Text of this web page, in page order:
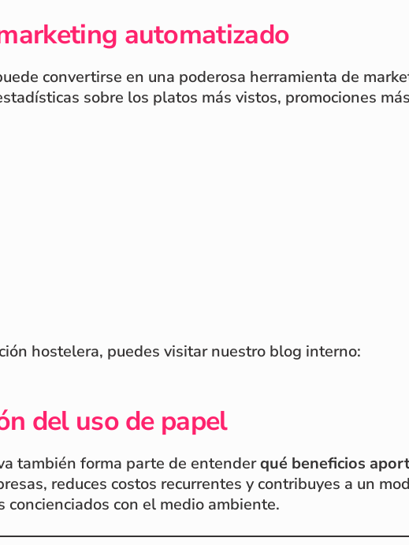
automatizado
convertirse en una poderosa herramienta de
sobre los platos más vistos, promociones
hostelera, puedes visitar nuestro blog interno:
del uso de papel
también forma parte de entenderqué beneficios
reduces costos recurrentes y contribuyes a un
con el medio ambiente.